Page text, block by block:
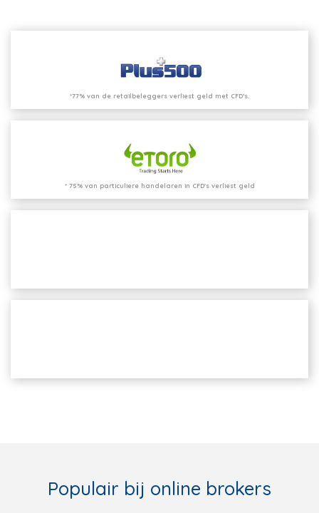
*77% van de retailbeleggers verliest geld met CFD’s.
* 75% van particuliere handelaren in CFD's verliest geld
Populair bij online brokers